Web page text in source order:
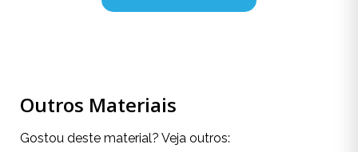
Outros Materiais
Gostou deste material? Veja outros: